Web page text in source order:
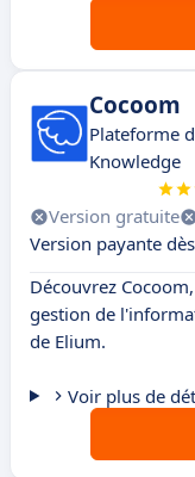
Cocoom
Plateforme
Knowledge
Version gratuite
Version payante dès
Découvrez
gestion de
de Elium.
Voir plus de